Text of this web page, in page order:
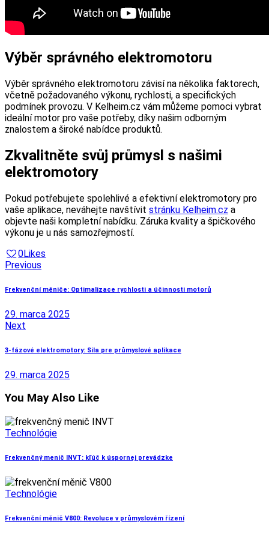
Výběr správného elektromotoru
Výběr správného elektromotoru závisí na několika faktorech,
včetně požadovaného výkonu, rychlosti, a specifických
podmínek provozu. V Kelheim.cz vám můžeme pomoci vybrat
ideální motor pro vaše potřeby, díky našim odborným
znalostem a široké nabídce produktů.
Zkvalitněte svůj průmysl s našimi
elektromotory
Pokud potřebujete spolehlivé a efektivní elektromotory pro
vaše aplikace, neváhejte navštívit stránku Kelheim.cz a
objevte naši kompletní nabídku. Záruka kvality a špičkového
výkonu je u nás samozřejmostí.
0Likes
Navigácia
v
Previous
Frekvenční měniče: Optimalizace rychlosti a účinnosti motorů
29. marca 2025
Next
3-fázové elektromotory: Sila pre průmyslové aplikace
29. marca 2025
You May Also Like
Technológie
Frekvenčný menič INVT: kľúč k úspornej prevádzke
Technológie
Frekvenční měnič V800: Revoluce v průmyslovém řízení